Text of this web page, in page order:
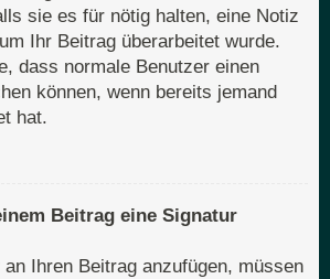
sie es für nötig halten, eine Notiz
Ihr Beitrag überarbeitet wurde.
dass normale Benutzer einen
können, wenn bereits jemand
hat.
Beitrag eine Signatur
Ihren Beitrag anzufügen, müssen